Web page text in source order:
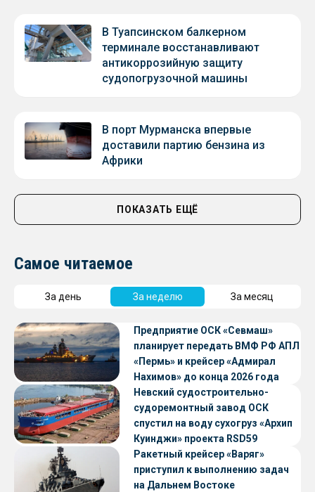
В Туапсинском балкерном
терминале восстанавливают
антикоррозийную защиту
судопогрузочной машины
В порт Мурманска впервые
доставили партию бензина из
Африки
ПОКАЗАТЬ ЕЩЁ
Самое читаемое
За день За неделю За месяц
Предприятие ОСК «Севмаш»
планирует передать ВМФ РФ АПЛ
«Пермь» и крейсер «Адмирал
Нахимов» до конца 2026 года
Невский судостроительно-
судоремонтный завод ОСК
спустил на воду сухогруз «Архип
Куинджи» проекта RSD59
Ракетный крейсер «Варяг»
приступил к выполнению задач
на Дальнем Востоке